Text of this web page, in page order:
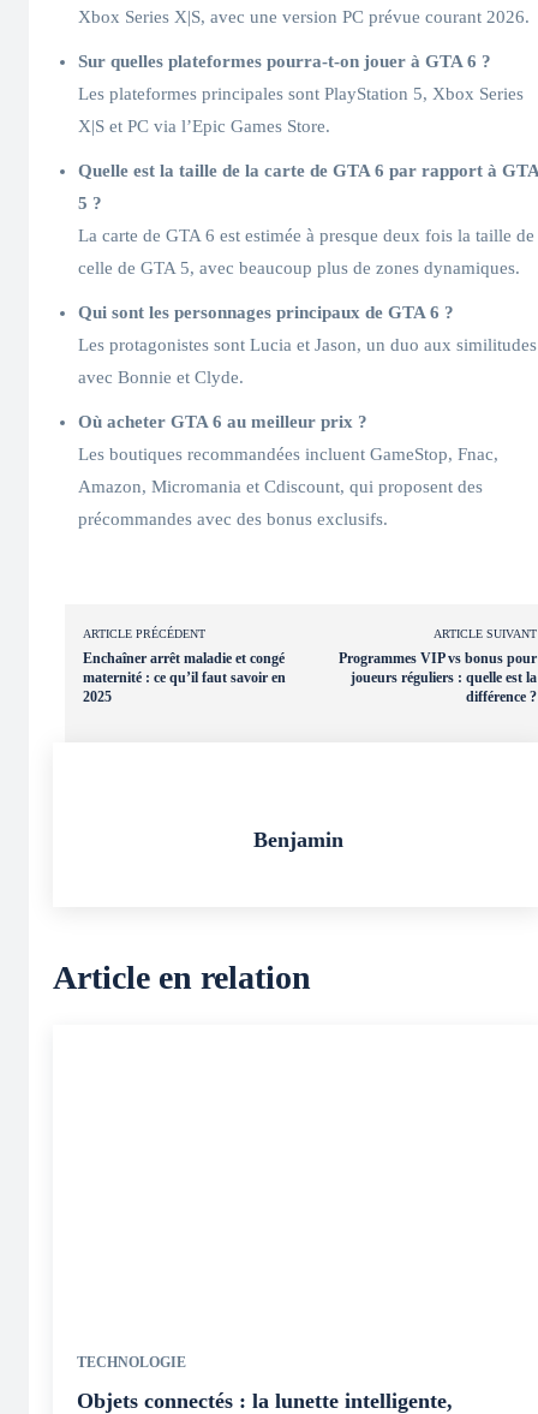
Xbox Series X|S, avec une version PC prévue courant 2026.
Sur quelles plateformes pourra-t-on jouer à GTA 6 ?
Les plateformes principales sont PlayStation 5, Xbox Series
X|S et PC via l’Epic Games Store.
Quelle est la taille de la carte de GTA 6 par rapport à GTA
5 ?
La carte de GTA 6 est estimée à presque deux fois la taille de
celle de GTA 5, avec beaucoup plus de zones dynamiques.
Qui sont les personnages principaux de GTA 6 ?
Les protagonistes sont Lucia et Jason, un duo aux similitudes
avec Bonnie et Clyde.
Où acheter GTA 6 au meilleur prix ?
Les boutiques recommandées incluent GameStop, Fnac,
Amazon, Micromania et Cdiscount, qui proposent des
précommandes avec des bonus exclusifs.
ARTICLE PRÉCÉDENT
Enchaîner arrêt maladie et congé
maternité : ce qu’il faut savoir en
2025
ARTICLE SUIVANT
Programmes VIP vs bonus pour
joueurs réguliers : quelle est la
différence ?
Benjamin
Article en relation
TECHNOLOGIE
Objets connectés : la lunette intelligente,